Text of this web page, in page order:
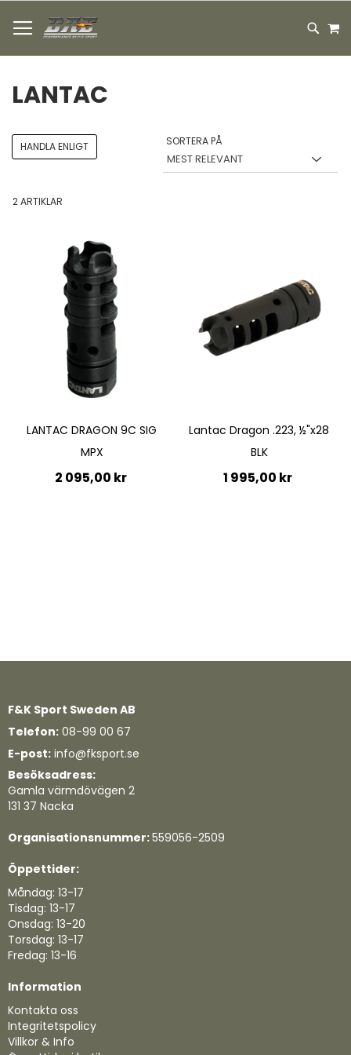
TILL
INNEHÅLLET
LANTAC
2ARTIKLAR
SORTERA PÅ
LANTAC DRAGON 9C SIG
MPX
2 095,00 kr
Lantac Dragon .223, ½"x28
BLK
1 995,00 kr
HANDLA ENLIGT
F&K Sport Sweden AB
Telefon: 08-99 00 67
E-post: info@fksport.se
Besöksadress:
Gamla värmdövägen 2
131 37 Nacka
Organisationsnummer:559056-2509
Öppettider:
Måndag: 13-17
Tisdag: 13-17
Onsdag: 13-20
Torsdag: 13-17
Fredag: 13-16
Information
Kontakta oss
Integritetspolicy
Villkor & Info